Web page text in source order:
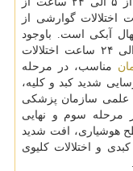
گوارشی از
آبكی است. باوجود
های علامتی و حمایتی، پس از ۱۲ الی ۲۴ ساعت اختلالات
مناسب، در مرحله
نارسایی شدید كبد و كلیه،
سازمان پزشكی
مرحله سوم و نهایی
افت شدید
و اختلالات كلیوی